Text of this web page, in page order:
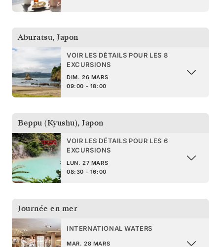
Aburatsu, Japon
VOIR LES DÉTAILS POUR LES 8
EXCURSIONS
DIM. 26 MARS
09:00 - 18:00
Beppu (Kyushu), Japon
VOIR LES DÉTAILS POUR LES 6
EXCURSIONS
LUN. 27 MARS
08:30 - 16:00
Journée en mer
INTERNATIONAL WATERS
MAR. 28 MARS